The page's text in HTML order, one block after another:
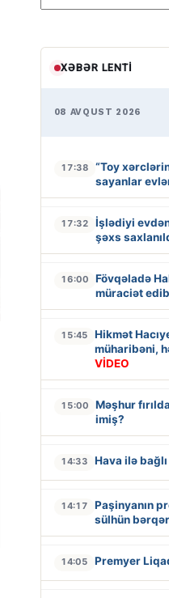
XƏBƏR LENTI
08 AVQUST 2026
17:38
“Toy
sayanlar
17:32
İşlədiyi
şəxs
16:00
Fövqəladə
müraciət edib
15:45
Hikmət
müharibəni,
VİDEO
15:00
Məşhur
imiş?
14:33 Hava ilə bağlı
14:17
Paşinyanın
sülhün
14:05 Premyer